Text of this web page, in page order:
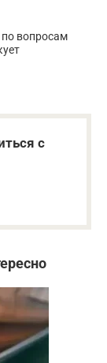
вопросам
с